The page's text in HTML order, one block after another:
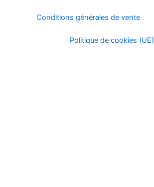
Conditions générales de vente
Politique de cookies (UE)